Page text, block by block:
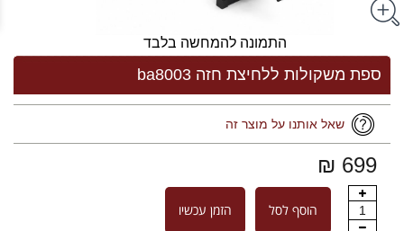
התמונה להמחשה בלבד
ספת משקולות ללחיצת חזה ba8003
שאל אותנו על מוצר זה
699 ₪
1 הוסף לסל הזמן עכשיו